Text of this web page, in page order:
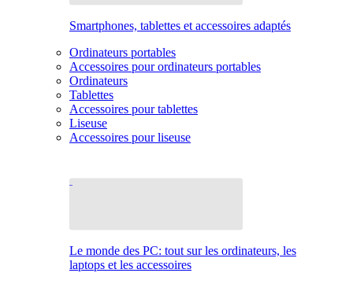
Smartphones, tablettes et accessoires adaptés
Ordinateurs portables
Accessoires pour ordinateurs portables
Ordinateurs
Tablettes
Accessoires pour tablettes
Liseuse
Accessoires pour liseuse
Le monde des PC: tout sur les ordinateurs, les
laptops et les accessoires